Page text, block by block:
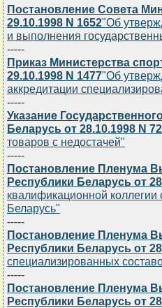
Постановление Совета
29.10.1998 N 1652"Об
и выполнения
-----
Приказ Министерства
29.10.1998 N 1477"Об
аккредитации
-----
Указание
Беларусь от 28.10.1998 N 72
товаров с недостачей"
-----
Постановление Пленума
Республики Беларусь от
квалификационной коллегии
Беларусь"
-----
Постановление Пленума
Республики Беларусь от
специализированных
-----
Постановление Пленума
Республики Беларусь от